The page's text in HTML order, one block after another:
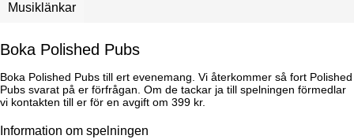
Musiklänkar
Boka Polished Pubs
Boka Polished Pubs till ert evenemang. Vi återkommer så fort Polished
Pubs svarat på er förfrågan. Om de tackar ja till spelningen förmedlar
vi kontakten till er för en avgift om 399 kr.
Information om spelningen